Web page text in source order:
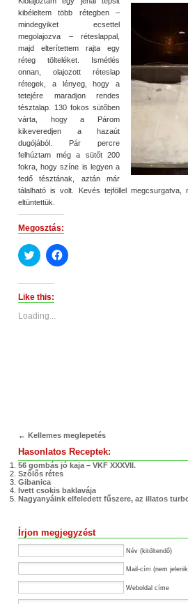
kibéleltem több rétegben –
mindegyiket ecsettel
megolajozva – réteslappal,
majd elterítettem rajta egy
réteg tölteléket. Ismétlés
onnan, olajozott réteslap
rétegek, a lényeg, hogy a
tetejére maradjon rendes
tésztalap. 130 fokos sütőben
várta, hogy a Párom
kikeveredjen a hazaút
dugójából. Pár percre
felhúztam még a sütőt 200
fokra, hogy színe is legyen a
fedő tésztának, aztán már
tálalható is volt. Kevés tejföllel
eltüntettük.
Megosztás:
Click
to
(Opens
new
Click
to
Like this:
Loading...
← Kellemes meglepetés
Hasonlatos Receptek:
56 gombás jó kaja – VKF XXXVII.
Szőlős rétes
Gibanica
Ivett csokis baklavája
Nagyanyáink elfeledett fűszere, az illatos
Írjon megjegyzést
Név (kitöltendő)
Mail-cím (nem
Weboldal címe